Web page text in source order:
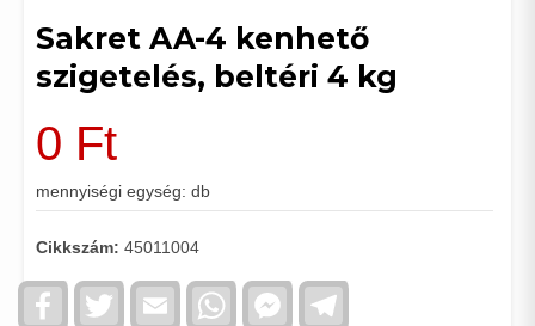
Sakret AA-4 kenhető
szigetelés, beltéri 4 kg
0 Ft
mennyiségi egység: db
Cikkszám: 45011004
FacebookTwitter Email WhatsAppFacebook
Messenger